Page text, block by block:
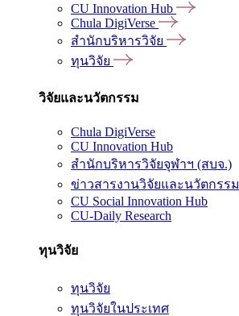
CU Innovation Hub
Chula DigiVerse
สำนักบริหารวิจัย
ทุนวิจัย
วิจัยและนวัตกรรม
Chula DigiVerse
CU Innovation Hub
สำนักบริหารวิจัยจุฬาฯ (สบจ.)
ข่าวสารงานวิจัยและนวัตกรรม
CU Social Innovation Hub
CU-Daily Research
ทุนวิจัย
ทุนวิจัย
ทุนวิจัยในประเทศ